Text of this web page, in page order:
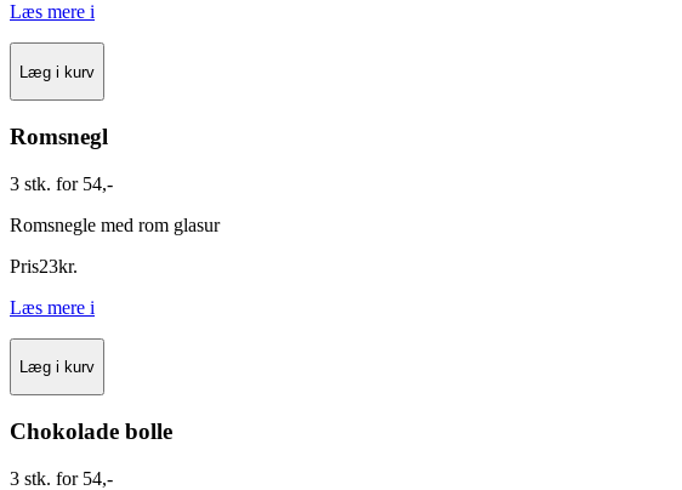
Læs mere i
Læg i kurv
Romsnegl
3 stk. for 54,-
Romsnegle med rom glasur
Pris23kr.
Læs mere i
Læg i kurv
Chokolade bolle
3 stk. for 54,-